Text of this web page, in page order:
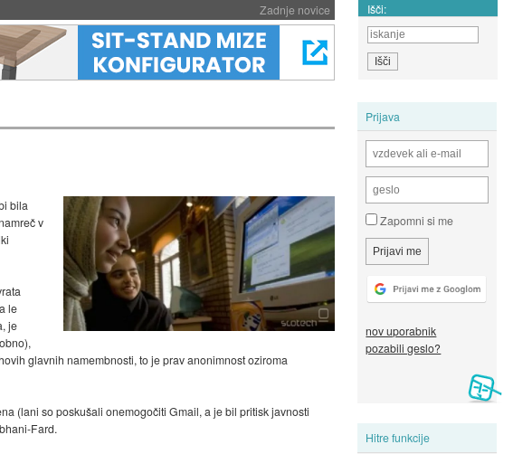
Zadnje novice Išči:
Prijava
Zapomni si me
nov uporabnik
pozabili geslo?
Hitre funkcije
bila
v
le
je
glavnih namembnosti, to je prav anonimnost oziroma
(lani so poskušali onemogočiti Gmail, a je bil pritisk javnosti
Fard.